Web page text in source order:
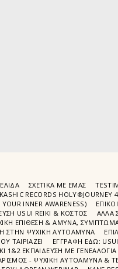
ΣΧΕΤΙΚΆ ΜΕ ΕΜΆΣ
RECORDS
INNER AWARENESS)
USUI REIKI & ΚΟΣΤΟΣ
ΑΛΛΑ
ΕΠΊΘΕΣΗ & ΆΜΥΝΑ,
ΣΤΗΝ ΨΥΧΙΚΗ ΑΥΤΟΑΜΥΝΑ
ΤΑΙΡΙΑΖΕΙ
ΕΓΓΡΑΦΉ EΔΩ:
1&2 EΚΠΑΙΔΕΥΣΗ ΜΕ ΓΕΝΕΑΛΟΓΙΑ
- ΨΥΧΙΚΗ ΑΥΤΟΑΜΥΝΑ &